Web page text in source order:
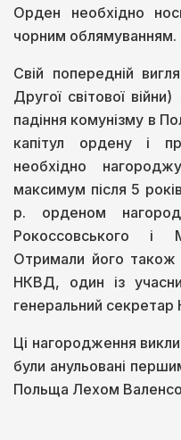
Орден необхідно
чорним облямуванням.
Свій попередній
Другої світової
падіння комунізму в
капітул ордену і
необхідно
максимум після 5
р. орденом
Рокоссовського і
Отримали його також
НКВД, один із
генеральний
Ці нагородження
були анульовані
Польща Лехом